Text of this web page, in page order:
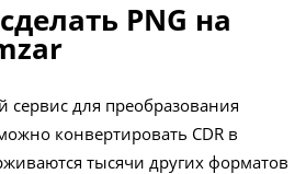
PNG на
сервис для преобразования
конвертировать CDR в
тысячи других форматов